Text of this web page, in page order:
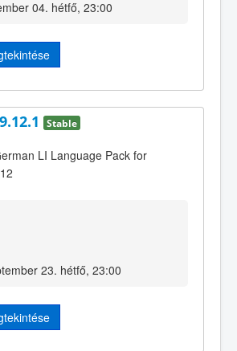
04. hétfő, 23:00
Stable
LI Language Pack for
23. hétfő, 23:00